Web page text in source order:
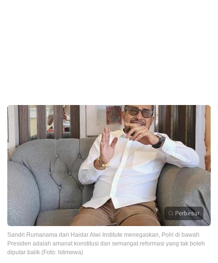
Perbesar
Sandri Rumanama dari Haidar Alwi Institute menegaskan, Polri di bawah
Presiden adalah amanat konstitusi dan semangat reformasi yang tak boleh
diputar balik.(Foto: Istimewa)